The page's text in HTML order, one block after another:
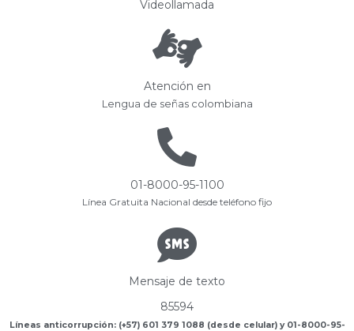
Videollamada
Atención en
Lengua de señas colombiana
01-8000-95-1100
Línea Gratuita Nacional desde teléfono fijo
Mensaje de texto
85594
Líneas anticorrupción: (+57) 601 379 1088 (desde celular) y 01-8000-95-